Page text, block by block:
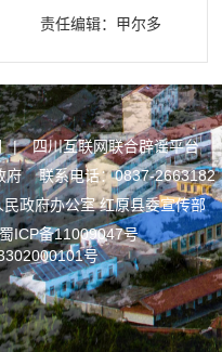
责任编辑：甲尔多
|
四川互联网联合辟谣平台
府 联系电话：0837-2663182
政府办公室 红原县委宣传部
ICP备11009047号
号